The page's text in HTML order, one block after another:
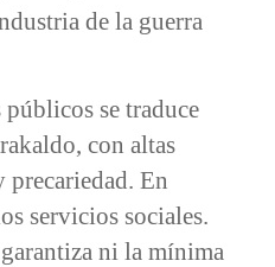
de la guerra
públicos se traduce
con altas
precariedad. En
servicios sociales.
ni la mínima